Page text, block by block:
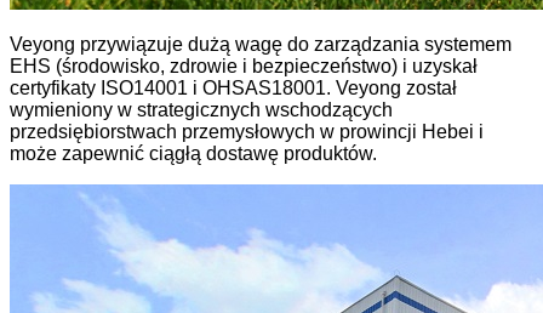
Veyong przywiązuje dużą wagę do zarządzania systemem
EHS (środowisko, zdrowie i bezpieczeństwo) i uzyskał
certyfikaty ISO14001 i OHSAS18001. Veyong został
wymieniony w strategicznych wschodzących
przedsiębiorstwach przemysłowych w prowincji Hebei i
może zapewnić ciągłą dostawę produktów.